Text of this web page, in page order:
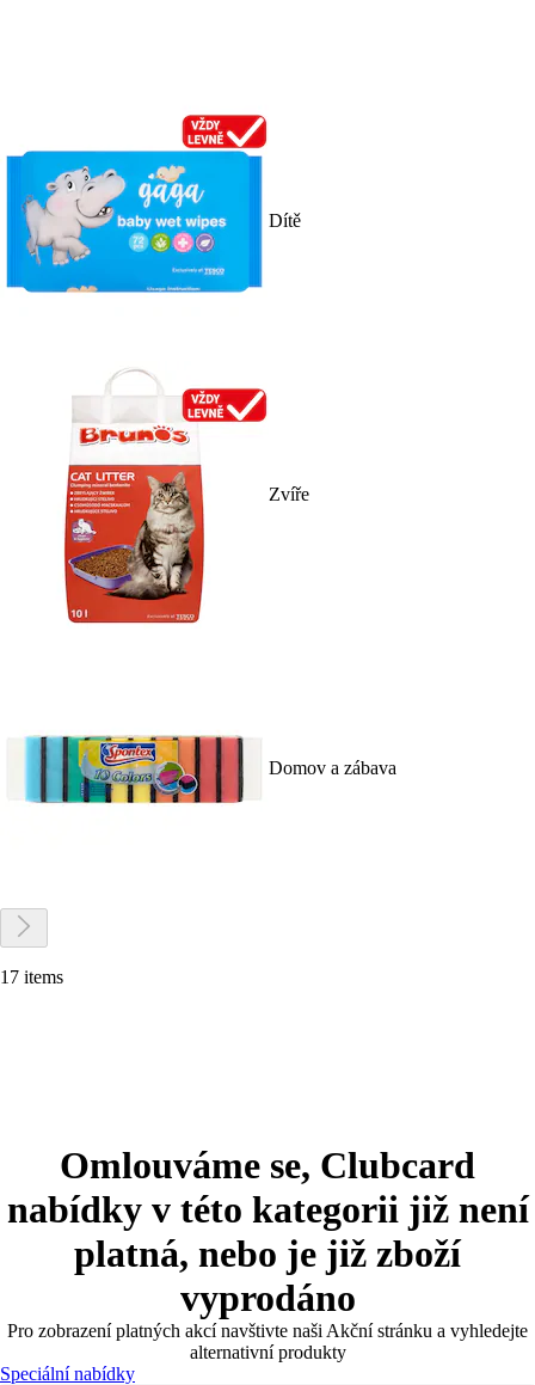
Dítě
Zvíře
Domov a zábava
17 items
Omlouváme se, Clubcard
nabídky v této kategorii již není
platná, nebo je již zboží
vyprodáno
Pro zobrazení platných akcí navštivte naši Akční stránku a vyhledejte
alternativní produkty
Speciální nabídky